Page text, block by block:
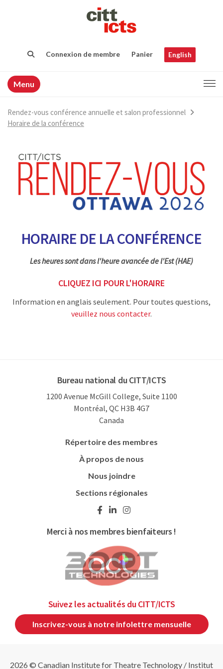
Connexion de membre Panier English
Menu
Rendez-vous conférence annuelle et salon professionnel
Horaire de la conférence
HORAIRE DE LA CONFÉRENCE
Les heures sont dans l'heure avancée de l'Est (HAE)
CLIQUEZ ICI POUR L'HORAIRE
Information en anglais seulement. Pour toutes questions,
veuillez nous contacter.
Bureau national du CITT/ICTS
1200 Avenue McGill College, Suite 1100
Montréal, QC H3B 4G7
Canada
Répertoire des membres
À propos de nous
Nous joindre
Sections régionales
Merci à nos membres bienfaiteurs !
Suivez les actualités du CITT/ICTS
Inscrivez-vous à notre infolettre mensuelle
2026 © Canadian Institute for Theatre Technology / Institut